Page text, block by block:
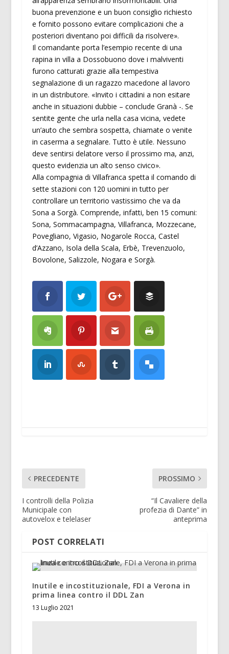
buona prevenzione e un buon consiglio richiesto
e fornito possono evitare complicazioni che a
posteriori diventano poi difficili da risolvere».
Il comandante porta l’esempio recente di una
rapina in villa a Dossobuono dove i malviventi
furono catturati grazie alla tempestiva
segnalazione di un ragazzo macedone al lavoro
in un distributore. «Invito i cittadini a non esitare
anche in situazioni dubbie – conclude Granà -. Se
sentite gente che urla nella casa vicina, vedete
un’auto che sembra sospetta, chiamate o venite
in caserma a segnalare. Tutto è utile. Nessuno
deve sentirsi delatore verso il prossimo ma, anzi,
questo evidenzia un alto senso civico».
Alla compagnia di Villafranca spetta il comando di
sette stazioni con 120 uomini in tutto per
controllare un territorio vastissimo che va da
Sona a Sorgà. Comprende, infatti, ben 15 comuni:
Sona, Sommacampagna, Villafranca, Mozzecane,
Povegliano, Vigasio, Nogarole Rocca, Castel
d’Azzano, Isola della Scala, Erbè, Trevenzuolo,
Bovolone, Salizzole, Nogara e Sorgà.
PRECEDENTE
I controlli della Polizia
Municipale con
autovelox e telelaser
PROSSIMO
“Il Cavaliere della
profezia di Dante” in
anteprima
POST CORRELATI
Inutile e incostituzionale, FDI a Verona in
prima linea contro il DDL Zan
13 Luglio 2021